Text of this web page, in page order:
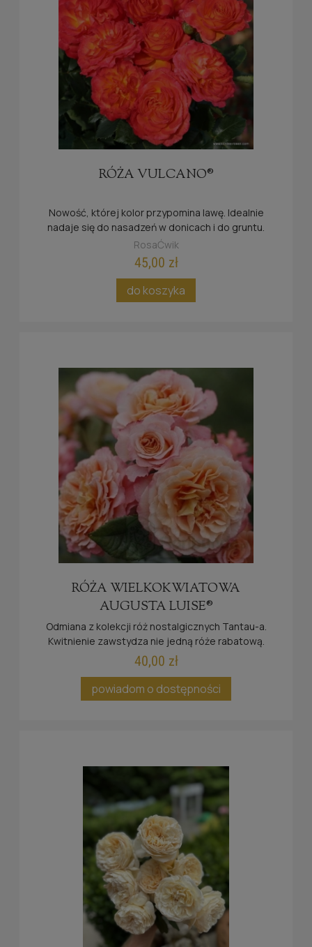
RÓŻA VULCANO®
Nowość, której kolor przypomina lawę. Idealnie
nadaje się do nasadzeń w donicach i do gruntu.
RosaĆwik
45,00 zł
do koszyka
RÓŻA WIELKOKWIATOWA
AUGUSTA LUISE®
Odmiana z kolekcji róż nostalgicznych Tantau-a.
Kwitnienie zawstydza nie jedną róże rabatową.
40,00 zł
powiadom o dostępności